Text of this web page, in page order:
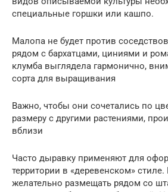
специальные горшки или кашпо.
Малопа не будет против
рядом с бархатцами, циниями и
клумба выглядела гармонично,
сорта для выращивания
Важно, чтобы они сочетались по
размеру с другими растениями,
вблизи
Часто дыравку применяют для
территории в «деревенском»
желательно размещать рядом со